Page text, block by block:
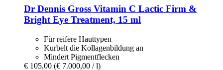
Dr Dennis Gross Vitamin C Lactic Firm &
Bright Eye Treatment, 15 ml
Für reifere Hauttypen
Kurbelt die Kollagenbildung an
Mindert Pigmentflecken
€ 105,00 (€ 7.000,00 / l)